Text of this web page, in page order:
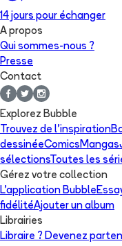
14 jours pour échanger
A propos
Qui sommes-nous ?
Presse
Contact
Explorez Bubble
Trouvez de l'inspiration
dessinéeComicsMangas
sélectionsToutes les
Gérez votre collection
L'application Bubble
fidélitéAjouter un album
Librairies
Libraire ? Devenez